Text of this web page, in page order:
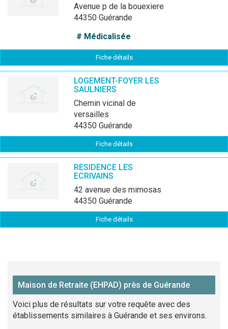
avenue p de la bouexiere
44350 Guérande
# Médicalisée
Fiche détails
LOGEMENT-FOYER LES
SAULNIERS
chemin vicinal de
versailles
44350 Guérande
Fiche détails
RESIDENCE LES
ECRIVAINS
42 avenue des mimosas
44350 Guérande
Fiche détails
Maison de Retraite (EHPAD) près de Guérande
Voici plus de résultats sur votre requête avec des
établissements similaires à Guérande et ses environs.